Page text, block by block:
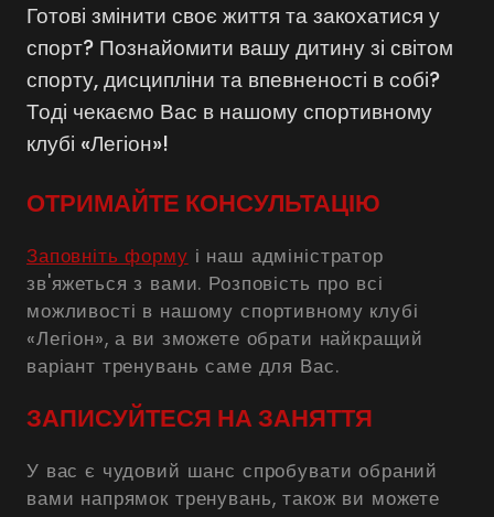
Готові змінити своє життя та закохатися у
спорт? Познайомити вашу дитину зі світом
спорту, дисципліни та впевненості в собі?
Тоді чекаємо Вас в нашому спортивному
клубі «Легіон»!
ОТРИМАЙТЕ КОНСУЛЬТАЦІЮ
Заповніть форму і наш адміністратор
зв'яжеться з вами. Розповість про всі
можливості в нашому спортивному клубі
«Легіон», а ви зможете обрати найкращий
варіант тренувань саме для Вас.
ЗАПИСУЙТЕСЯ НА ЗАНЯТТЯ
У вас є чудовий шанс спробувати обраний
вами напрямок тренувань, також ви можете